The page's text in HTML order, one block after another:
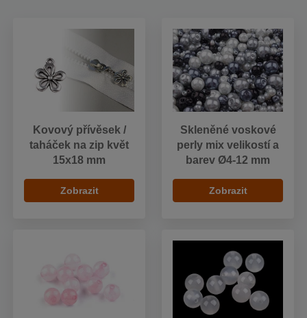
Kovový přívěsek /
taháček na zip květ
15x18 mm
Zobrazit
Skleněné voskové
perly mix velikostí a
barev Ø4-12 mm
Zobrazit